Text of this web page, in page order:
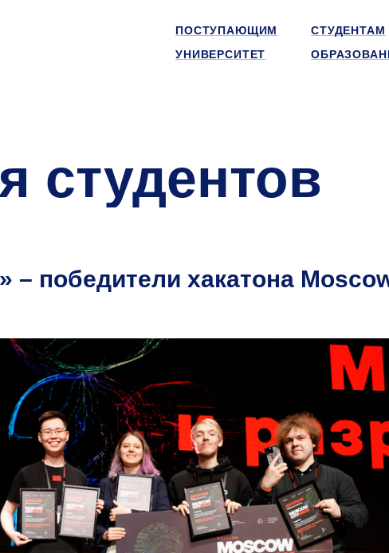
ПОСТУПАЮЩИМ
СТУДЕНТАМ
УНИВЕРСИТЕТ
студентов
победители хакатона